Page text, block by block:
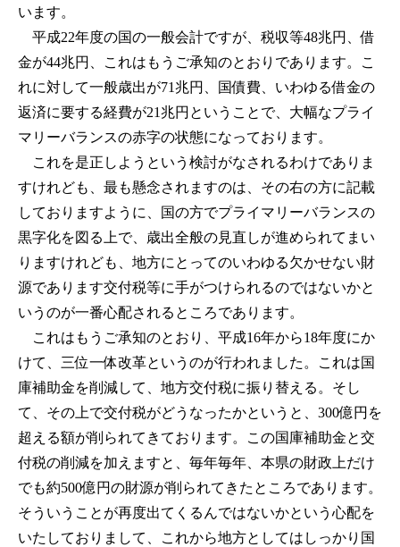
います。
平成22年度の国の一般会計ですが、税収等48兆円、借
金が44兆円、これはもうご承知のとおりであります。こ
れに対して一般歳出が71兆円、国債費、いわゆる借金の
返済に要する経費が21兆円ということで、大幅なプライ
マリーバランスの赤字の状態になっております。
これを是正しようという検討がなされるわけでありま
すけれども、最も懸念されますのは、その右の方に記載
しておりますように、国の方でプライマリーバランスの
黒字化を図る上で、歳出全般の見直しが進められてまい
りますけれども、地方にとってのいわゆる欠かせない財
源であります交付税等に手がつけられるのではないかと
いうのが一番心配されるところであります。
これはもうご承知のとおり、平成16年から18年度にか
けて、三位一体改革というのが行われました。これは国
庫補助金を削減して、地方交付税に振り替える。そし
て、その上で交付税がどうなったかというと、300億円を
超える額が削られてきております。この国庫補助金と交
付税の削減を加えますと、毎年毎年、本県の財政上だけ
でも約500億円の財源が削られてきたところであります。
そういうことが再度出てくるんではないかという心配を
いたしておりまして、これから地方としてはしっかり国